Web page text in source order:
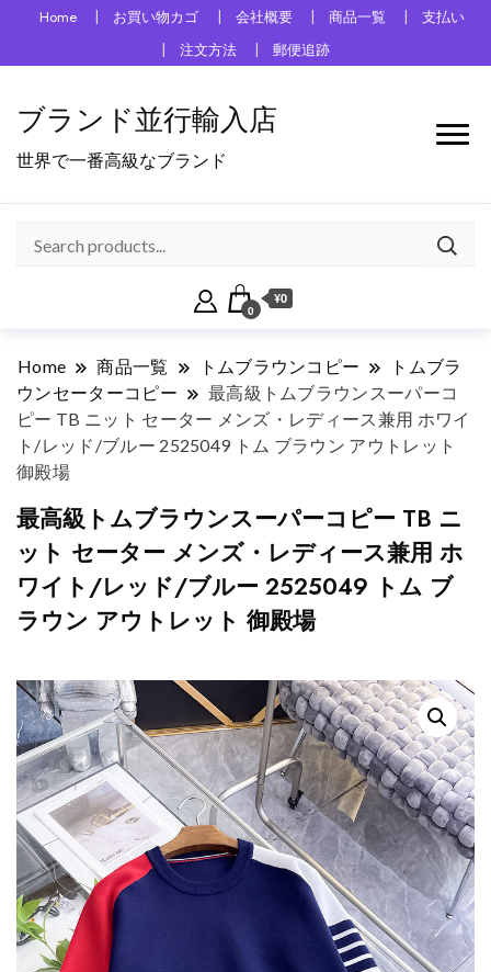
Home お買い物カゴ 会社概要 商品一覧
支払い
注文方法
郵便追跡
ブランド並行輸入店
世界で一番高級なブランド
0
¥0
Home 商品一覧 トムブラウンコピー
トムブラ
ウンセーターコピー
最高級トムブラウンスーパーコ
ピー TB ニット セーター メンズ・レディース兼用 ホワイ
ト/レッド/ブルー 2525049 トム ブラウン アウトレット
御殿場
最高級トムブラウンスーパーコピー TB ニ
ット セーター メンズ・レディース兼用 ホ
ワイト/レッド/ブルー 2525049 トム ブ
ラウン アウトレット 御殿場